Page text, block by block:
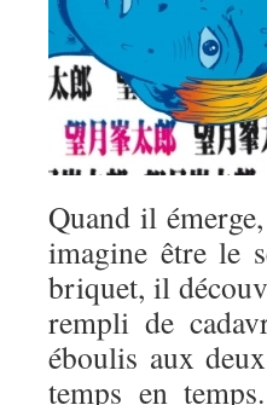
Quand il
imagine être le
briquet, il
rempli de
éboulis aux
temps en